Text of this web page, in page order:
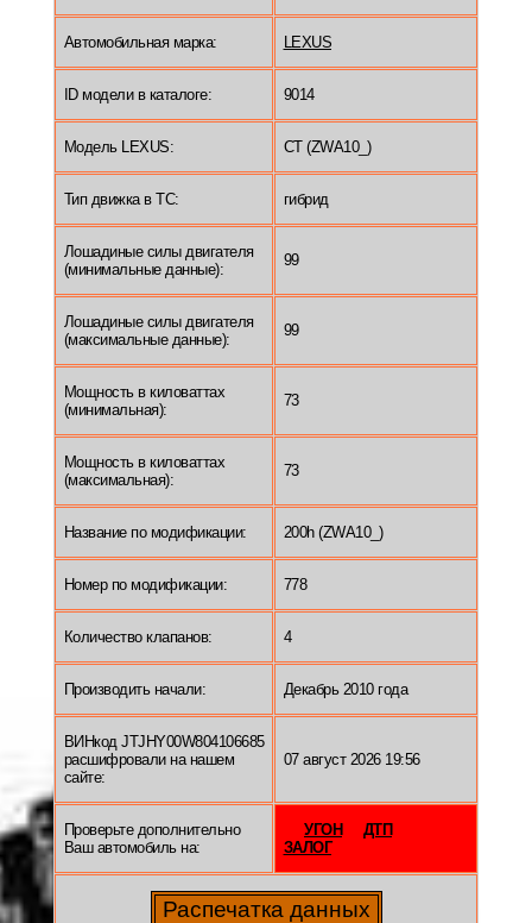
Автомобильная марка: LEXUS
ID модели в каталоге: 9014
Модель LEXUS: CT (ZWA10_)
Тип движка в ТС: гибрид
Лошадиные силы двигателя
(минимальные данные):
99
Лошадиные силы двигателя
(максимальные данные):
99
Мощность в киловаттах
(минимальная):
73
Мощность в киловаттах
(максимальная):
73
Название по модификации: 200h (ZWA10_)
Номер по модификации: 778
Количество клапанов: 4
Производить начали: Декабрь 2010 года
ВИНкод JTJHY00W804106685
расшифровали на нашем
сайте:
07 август 2026 19:56
Проверьте дополнительно
Ваш автомобиль на:
УГОН
ДТП
ЗАЛОГ